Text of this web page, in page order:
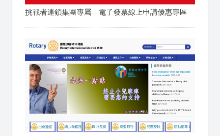
挑戰者連鎖集團專屬｜電子發票線上申請優惠專區